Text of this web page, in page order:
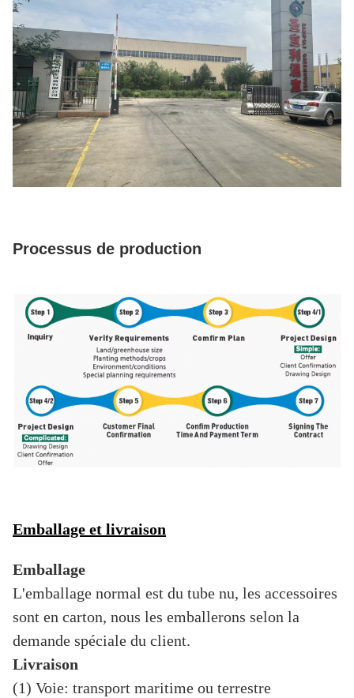
Processus de production
Emballage et livraison
Emballage
L'emballage normal est du tube nu, les accessoires
sont en carton, nous les emballerons selon la
demande spéciale du client.
Livraison
(1) Voie: transport maritime ou terrestre